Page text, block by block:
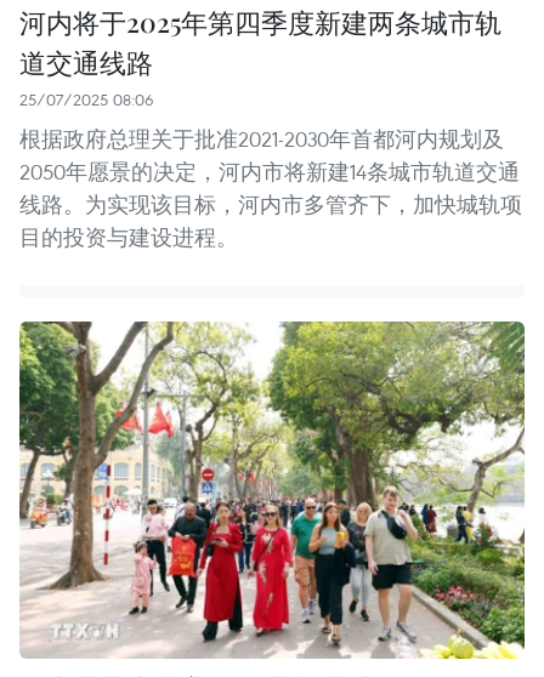
河内将于2025年第四季度新建两条城市轨
道交通线路
25/07/2025 08:06
根据政府总理关于批准2021-2030年首都河内规划及
2050年愿景的决定，河内市将新建14条城市轨道交通
线路。为实现该目标，河内市多管齐下，加快城轨项
目的投资与建设进程。